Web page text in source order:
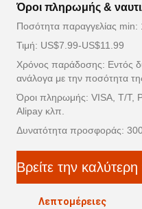
Όροι πληρωμής &
Ποσότητα παραγγελίας min:
Τιμή: US$7.99-US$11.99
Χρόνος παράδοσης: Εντός
ανάλογα με την ποσότητα
Όροι πληρωμής: VISA, T/T,
Alipay κλπ.
Δυνατότητα προσφοράς:
Βρείτε την καλύτερη
Λεπτομέρειες